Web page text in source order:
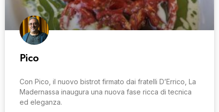
Pico
Con Pico, il nuovo bistrot firmato dai fratelli D’Errico, La
Madernassa inaugura una nuova fase ricca di tecnica
ed eleganza.